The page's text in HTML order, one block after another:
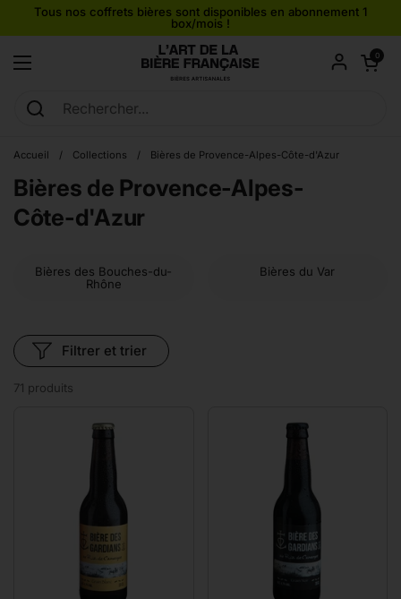
Passer au contenu
Tous nos coffrets bières sont disponibles en abonnement 1
box/mois !
Ouvrir le menu
Ouvrir le
0
Accueil / Collections / Bières de Provence-Alpes-Côte-d'Azur
Bières de Provence-Alpes-
Côte-d'Azur
Bières des Bouches-du-
Rhône
Bières du Var
71 produits
Filtrer et trier